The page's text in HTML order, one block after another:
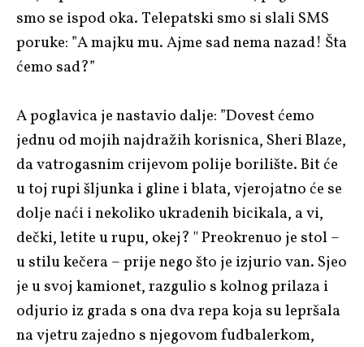
smo se ispod oka. Telepatski smo si slali SMS
poruke: ”A majku mu. Ajme sad nema nazad! Šta
ćemo sad?”
A poglavica je nastavio dalje: ”Dovest ćemo
jednu od mojih najdražih korisnica, Sheri Blaze,
da vatrogasnim crijevom polije borilište. Bit će
u toj rupi šljunka i gline i blata, vjerojatno će se
dolje naći i nekoliko ukradenih bicikala, a vi,
dečki, letite u rupu, okej? " Preokrenuo je stol –
u stilu kečera – prije nego što je izjurio van. Sjeo
je u svoj kamionet, razgulio s kolnog prilaza i
odjurio iz grada s ona dva repa koja su lepršala
na vjetru zajedno s njegovom fudbalerkom,